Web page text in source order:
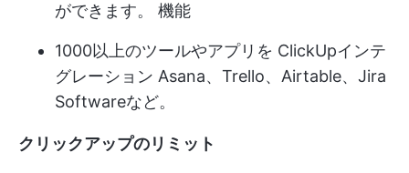
ができます。 機能
1000以上のツールやアプリを ClickUpインテ
グレーション Asana、Trello、Airtable、Jira
Softwareなど。
クリックアップのリミット